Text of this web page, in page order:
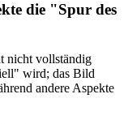
die "Spur des
nicht vollständig
wird; das Bild
andere Aspekte